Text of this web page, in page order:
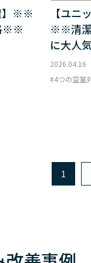
】※※
※※
【ユニ
※※清潔
に大人
2026.04.16
4つの空室
1